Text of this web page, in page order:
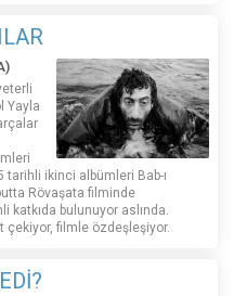
Yayla
tarihli ikinci albümleri Bab-ı
Rövaşata filminde
katkıda bulunuyor aslında.
çekiyor, filmle özdeşleşiyor.